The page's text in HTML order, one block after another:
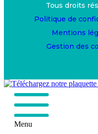
Tous droits
Politique de
Mentions
Gestion des
Menu